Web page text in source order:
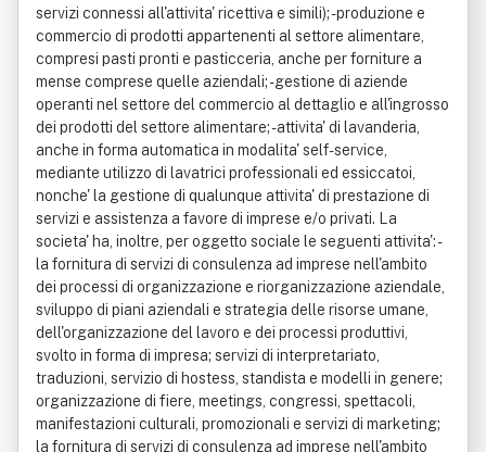
servizi connessi all'attivita' ricettiva e simili); - produzione e
commercio di prodotti appartenenti al settore alimentare,
compresi pasti pronti e pasticceria, anche per forniture a
mense comprese quelle aziendali; - gestione di aziende
operanti nel settore del commercio al dettaglio e all'ingrosso
dei prodotti del settore alimentare; - attivita' di lavanderia,
anche in forma automatica in modalita' self-service,
mediante utilizzo di lavatrici professionali ed essiccatoi,
nonche' la gestione di qualunque attivita' di prestazione di
servizi e assistenza a favore di imprese e/o privati. La
societa' ha, inoltre, per oggetto sociale le seguenti attivita': -
la fornitura di servizi di consulenza ad imprese nell'ambito
dei processi di organizzazione e riorganizzazione aziendale,
sviluppo di piani aziendali e strategia delle risorse umane,
dell'organizzazione del lavoro e dei processi produttivi,
svolto in forma di impresa; servizi di interpretariato,
traduzioni, servizio di hostess, standista e modelli in genere;
organizzazione di fiere, meetings, congressi, spettacoli,
manifestazioni culturali, promozionali e servizi di marketing;
la fornitura di servizi di consulenza ad imprese nell'ambito